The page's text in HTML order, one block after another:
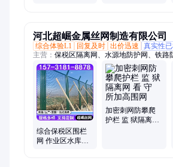
河北超崛金属丝网制造有限公司
综合体验L1
回复及时 出价迅速 真实性
主营： 保税区隔离网、水源地防护网、铁路
网、监狱隔离网、垃圾填埋场隔离网、赛道
抛网、车间隔离网、皮带机防护网
综合保税区围栏
网 作业区水库隔
加密刺网防攀爬
护栏 监 狱隔离网